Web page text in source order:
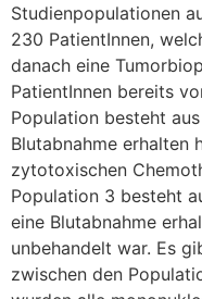
Studienpopulationen
230 PatientInnen,
danach eine
PatientInnen bereits
Population besteht
Blutabnahme erhalten
zytotoxischen
Population 3 besteht
eine Blutabnahme
unbehandelt war. Es
zwischen den